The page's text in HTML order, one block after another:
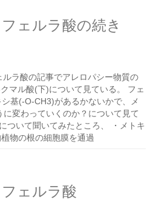
ェルラ酸の続き
ラ酸の記事でアレロパシー物質の
マル酸(下)について見ている。 フェ
基(-O-CH3)があるかないかで、メ
変わっていくのか？について見て
ついて聞いてみたところ、 ・メトキ
物の根の細胞膜を通過
ェルラ酸